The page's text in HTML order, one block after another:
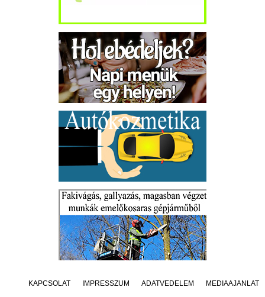
KAPCSOLAT IMPRESSZUM ADATVÉDELEM MÉDIAAJÁNLAT